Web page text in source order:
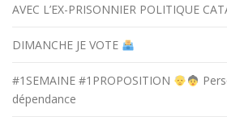
AVEC L’EX-PRISONNIER POLITIQUE
DIMANCHE JE VOTE
#1SEMAINE #1PROPOSITION
dépendance